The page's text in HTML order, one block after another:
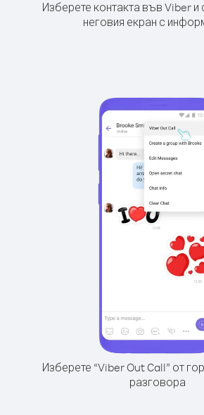
Изберете контакта във Viber и
неговия екран с
Изберете “Viber Out Call” от
разговора